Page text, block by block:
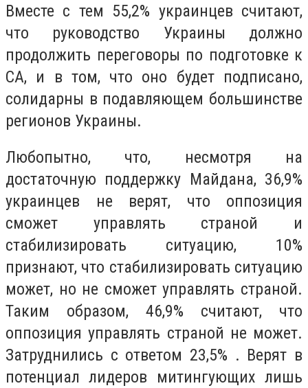
Вместе с тем 55,2% украинцев считают,
что руководство Украины должно
продолжить переговоры по подготовке к
СА, и в том, что оно будет подписано,
солидарны в подавляющем большинстве
регионов Украины.
Любопытно, что, несмотря на
достаточную поддержку Майдана, 36,9%
украинцев не верят, что оппозиция
сможет управлять страной и
стабилизировать ситуацию, 10%
признают, что стабилизировать ситуацию
может, но не сможет управлять страной.
Таким образом, 46,9% считают, что
оппозиция управлять страной не может.
Затруднились с ответом 23,5% . Верят в
потенциал лидеров митингующих лишь